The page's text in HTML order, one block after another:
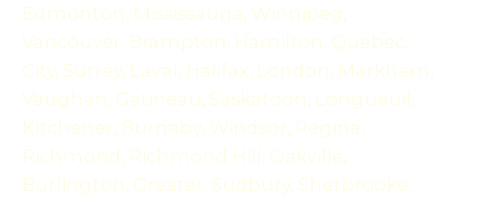
Edmonton, Mississauga, Winnipeg,
Vancouver, Brampton, Hamilton, Quebec,
City, Surrey, Laval, Halifax, London, Markham,
Vaughan, Gatineau, Saskatoon, Longueuil,
Kitchener, Burnaby, Windsor, Regina,
Richmond, Richmond Hill, Oakville,
Burlington, Greater, Sudbury, Sherbrooke,